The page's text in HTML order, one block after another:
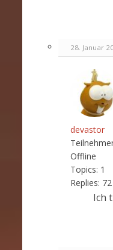
28. Januar
devastor
Offline
Topics: 1
Replies: 72
Ich